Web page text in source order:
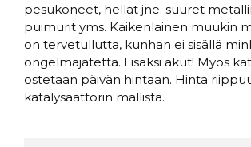
pesukoneet, hellat jne. suuret
puimurit yms. Kaikenlainen muukin
on tervetullutta, kunhan ei sisällä
ongelmajätettä. Lisäksi akut! Myös
ostetaan päivän hintaan. Hinta
katalysaattorin mallista.